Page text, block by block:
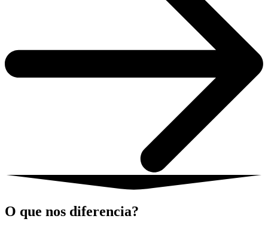
O que nos diferencia?